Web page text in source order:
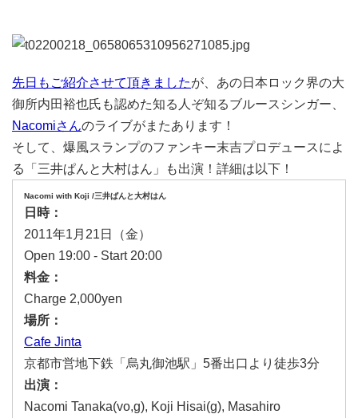
先日もご紹介させて頂きましたが、あの日本ロック界の大
御所内田裕也氏も認めた知る人ぞ知るブルースシンガー、
Nacomiさんのライブがまたあります！
そして、爆風スランプのファンキー末吉プロデュースによ
る「三井ぱんと大村はん」も出演！詳細は以下！
Nacomi with Koji /三井ぱんと大村はん
日時：
2011年1月21日（金）
Open 19:00 - Start 20:00
料金：
Charge 2,000yen
場所：
Cafe Jinta
京都市営地下鉄「烏丸御池駅」5番出口より徒歩3分
出演：
Nacomi Tanaka(vo,g), Koji Hisai(g), Masahiro